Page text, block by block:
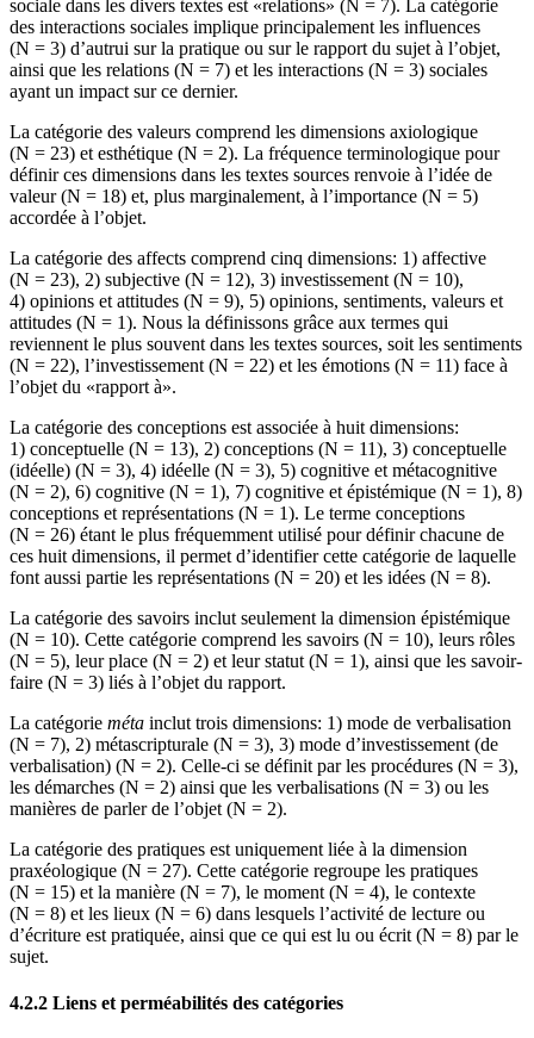
sociale dans les divers textes est «relations» (N = 7). La catégorie
des interactions sociales implique principalement les influences
(N = 3) d’autrui sur la pratique ou sur le rapport du sujet à l’objet,
ainsi que les relations (N = 7) et les interactions (N = 3) sociales
ayant un impact sur ce dernier.
La catégorie des valeurs comprend les dimensions axiologique
(N = 23) et esthétique (N = 2). La fréquence terminologique pour
définir ces dimensions dans les textes sources renvoie à l’idée de
valeur (N = 18) et, plus marginalement, à l’importance (N = 5)
accordée à l’objet.
La catégorie des affects comprend cinq dimensions: 1) affective
(N = 23), 2) subjective (N = 12), 3) investissement (N = 10),
4) opinions et attitudes (N = 9), 5) opinions, sentiments, valeurs et
attitudes (N = 1). Nous la définissons grâce aux termes qui
reviennent le plus souvent dans les textes sources, soit les sentiments
(N = 22), l’investissement (N = 22) et les émotions (N = 11) face à
l’objet du «rapport à».
La catégorie des conceptions est associée à huit dimensions:
1) conceptuelle (N = 13), 2) conceptions (N = 11), 3) conceptuelle
(idéelle) (N = 3), 4) idéelle (N = 3), 5) cognitive et métacognitive
(N = 2), 6) cognitive (N = 1), 7) cognitive et épistémique (N = 1), 8)
conceptions et représentations (N = 1). Le terme conceptions
(N = 26) étant le plus fréquemment utilisé pour définir chacune de
ces huit dimensions, il permet d’identifier cette catégorie de laquelle
font aussi partie les représentations (N = 20) et les idées (N = 8).
La catégorie des savoirs inclut seulement la dimension épistémique
(N = 10). Cette catégorie comprend les savoirs (N = 10), leurs rôles
(N = 5), leur place (N = 2) et leur statut (N = 1), ainsi que les savoir-
faire (N = 3) liés à l’objet du rapport.
La catégorie méta inclut trois dimensions: 1) mode de verbalisation
(N = 7), 2) métascripturale (N = 3), 3) mode d’investissement (de
verbalisation) (N = 2). Celle-ci se définit par les procédures (N = 3),
les démarches (N = 2) ainsi que les verbalisations (N = 3) ou les
manières de parler de l’objet (N = 2).
La catégorie des pratiques est uniquement liée à la dimension
praxéologique (N = 27). Cette catégorie regroupe les pratiques
(N = 15) et la manière (N = 7), le moment (N = 4), le contexte
(N = 8) et les lieux (N = 6) dans lesquels l’activité de lecture ou
d’écriture est pratiquée, ainsi que ce qui est lu ou écrit (N = 8) par le
sujet.
4.2.2 Liens et perméabilités des catégories